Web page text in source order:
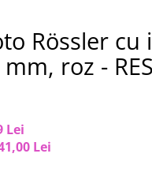
Rössler cu
roz -
Lei
Lei